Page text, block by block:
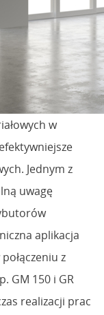
w
Jednym z
uwagę
aplikacja
z
GM 150 i GR
realizacji prac